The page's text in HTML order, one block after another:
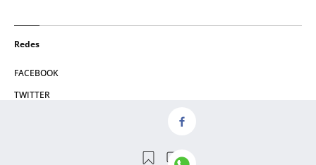
Redes
FACEBOOK
TWITTER